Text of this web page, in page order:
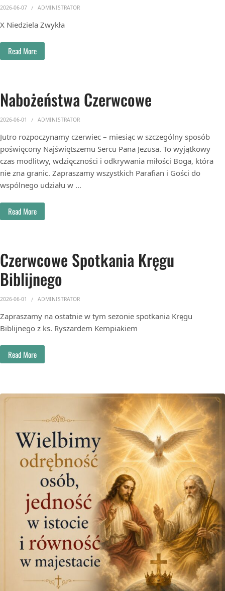
2026-06-07 ADMINISTRATOR
X Niedziela Zwykła
Read More
Nabożeństwa Czerwcowe
2026-06-01 ADMINISTRATOR
Jutro rozpoczynamy czerwiec – miesiąc w szczególny sposób
poświęcony Najświętszemu Sercu Pana Jezusa. To wyjątkowy
czas modlitwy, wdzięczności i odkrywania miłości Boga, która
nie zna granic. Zapraszamy wszystkich Parafian i Gości do
wspólnego udziału w …
Read More
Czerwcowe Spotkania Kręgu
Biblijnego
2026-06-01 ADMINISTRATOR
Zapraszamy na ostatnie w tym sezonie spotkania Kręgu
Biblijnego z ks. Ryszardem Kempiakiem
Read More